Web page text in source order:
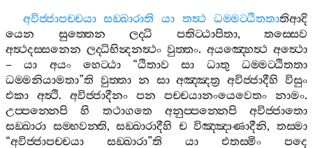
අවිජ‍්ජාපච‍්චයා සඞ‍්ඛාරාති යා තත්‍ථ ධම‍්මට‍්ඨිතතාතිආදි
යෙන
සුත‍්තෙන ලද‍්ධි පතිට‍්ඨාපිතා, තස‍්සෙව
අත්‍ථදස‍්සනෙන ලද‍්ධිභින්‍දනත්‍ථං වුත‍්තං. අයඤ‍්හෙත්‍ථ අත්‍ථො
–යා අයං හෙට‍්ඨා“ඨිතාව සා ධාතු
ධම‍්මට‍්ඨිතතා
ධම‍්මනියාමතා”ති වුත‍්තා න සා අඤ‍්ඤත්‍ර අවිජ‍්ජාදීහි විසුං
එකා
අත්‍ථි. අවිජ‍්ජාදීනං පන පච‍්චයානංයෙවෙතං නාමං.
උප‍්පන‍්නෙපි
හි තථාගතෙ අනුප‍්පන‍්නෙපි
අවිජ‍්ජාතො
සඞ‍්ඛාරා සම‍්භවන‍්ති,සඞ‍්ඛාරාදීහි ච විඤ‍්ඤාණාදීනි,තස‍්මා
“අවිජ‍්ජාපච‍්චයා සඞ‍්ඛාරා”ති යා එතස‍්මිං පදෙ